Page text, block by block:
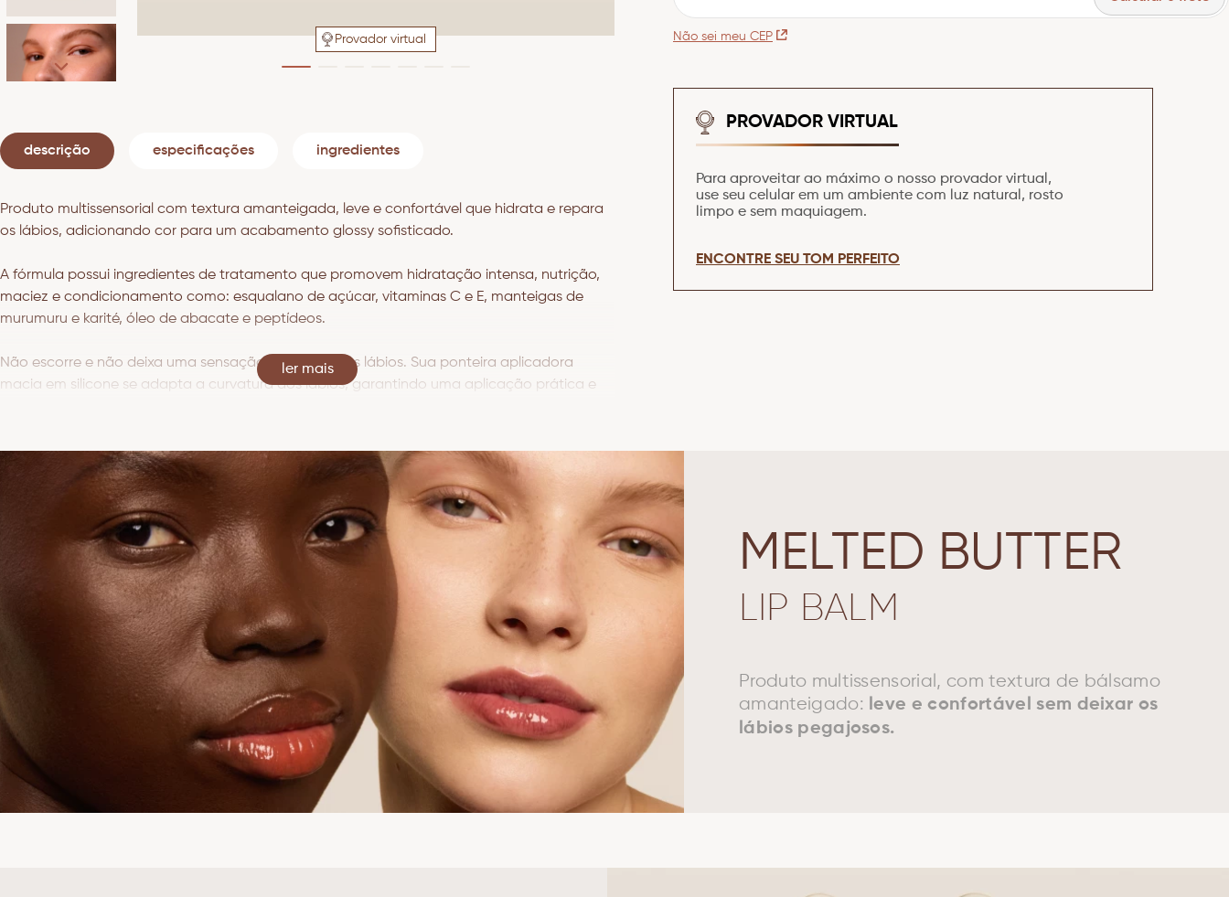
Provador virtual
descrição especificações ingredientes
Produto multissensorial com textura amanteigada, leve e confortável que hidrata e repara
os lábios, adicionando cor para um acabamento glossy sofisticado.
A fórmula possui ingredientes de tratamento que promovem hidratação intensa, nutrição,
maciez e condicionamento como: esqualano de açúcar, vitaminas C e E, manteigas de
murumuru e karité, óleo de abacate e peptídeos.
Não escorre e não deixa uma sensação pegajosa nos lábios. Sua ponteira aplicadora
macia em silicone se adapta a curvatura dos lábios, garantindo uma aplicação prática e
Modo de usar: aplique o produto nos lábios e construa camadas de acordo com a
intensidade de cor desejada. Para um efeito mais intenso, combine com as nossas lapiseiras
labiais Wonder Lips.
Ver mais
Não sei meu CEP
PROVADOR VIRTUAL
Para aproveitar ao máximo o nosso provador virtual,
use seu celular em um ambiente com luz natural, rosto
limpo e sem maquiagem.
ENCONTRE SEU TOM PERFEITO
MELTED BUTTER
LIP BALM
Produto multissensorial, com textura de bálsamo
amanteigado: leve e confortável sem deixar os
lábios pegajosos.